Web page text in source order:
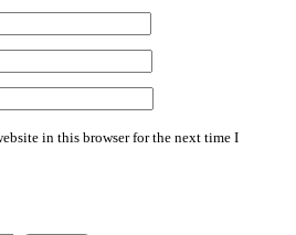
in this browser for the next time I